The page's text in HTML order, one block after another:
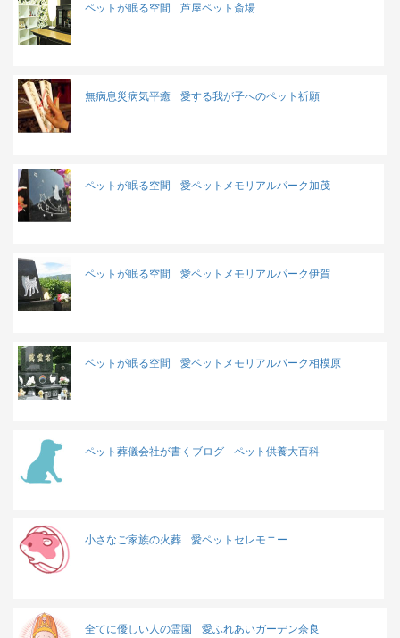
ペットが眠る空間 芦屋ペット斎場
無病息災病気平癒 愛する我が子へのペット祈願
ペットが眠る空間 愛ペットメモリアルパーク加茂
ペットが眠る空間 愛ペットメモリアルパーク伊賀
ペットが眠る空間 愛ペットメモリアルパーク相模原
ペット葬儀会社が書くブログ ペット供養大百科
小さなご家族の火葬 愛ペットセレモニー
全てに優しい人の霊園 愛ふれあいガーデン奈良